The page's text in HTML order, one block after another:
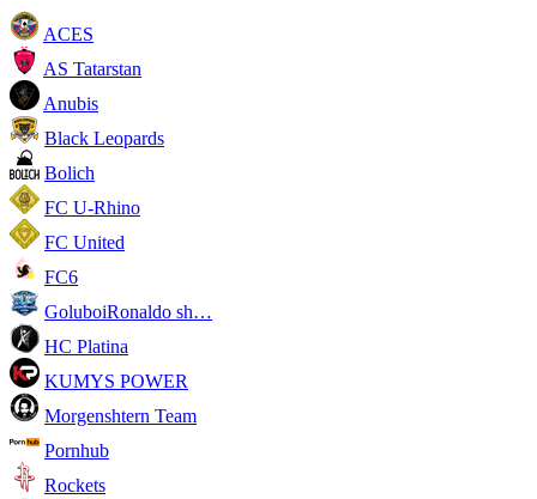
ACES
AS Tatarstan
Anubis
Black Leopards
Bolich
FC U-Rhino
FC United
FC6
GoluboiRonaldo sh…
HC Platina
KUMYS POWER
Morgenshtern Team
Pornhub
Rockets